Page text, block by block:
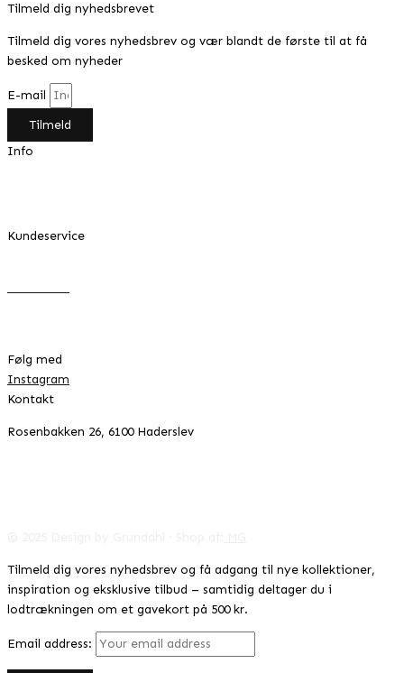
Tilmeld dig nyhedsbrevet
Tilmeld dig vores nyhedsbrev og vær blandt de første til at få
besked om nyheder
E-mail
Tilmeld
Info
Kundeservice
Følg med
Instagram
Kontakt
Rosenbakken 26, 6100 Haderslev
Tilmeld dig vores nyhedsbrev og få adgang til nye kollektioner,
inspiration og eksklusive tilbud – samtidig deltager du i
lodtrækningen om et gavekort på 500 kr.
Email address: